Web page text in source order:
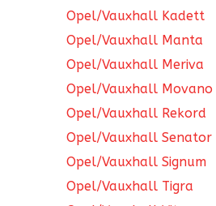
Opel/Vauxhall Kadett
Opel/Vauxhall Manta
Opel/Vauxhall Meriva
Opel/Vauxhall Movano
Opel/Vauxhall Rekord
Opel/Vauxhall Senator
Opel/Vauxhall Signum
Opel/Vauxhall Tigra